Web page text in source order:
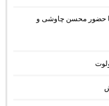
از دی جی یاشار با حضور محسن چاوشی و